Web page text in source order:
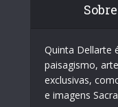
Quinta Dellarte
paisagismo,
exclusivas,
e imagens